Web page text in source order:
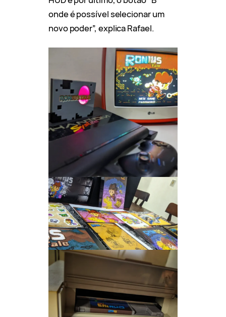
onde é possível selecionar um
novo poder”, explica Rafael.